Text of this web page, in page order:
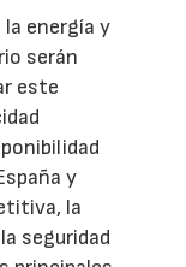
la energía y
serán
este
y
la
seguridad